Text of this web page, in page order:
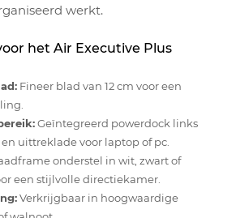
werkt.
het Air Executive Plus
Fineer blad van 12 cm voor een
Geïntegreerd powerdock links
uittreklade voor laptop of pc.
onderstel in wit, zwart of
een stijlvolle directiekamer.
Verkrijgbaar in hoogwaardige